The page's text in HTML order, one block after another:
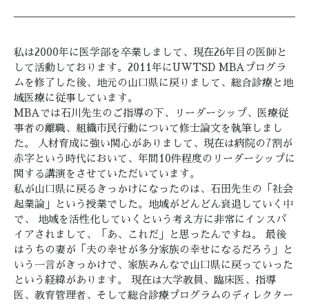
私は2000年に医学部を卒業しまして、現在26年目の医師と
して活動しております。2011年にUWTSD MBAプログラ
ムを修了した後、地元の山口県に戻りまして、総合診療と地
域医療に従事しています。
MBAでは石川先生のご指導の下、リーダーシップ、医療従
事者の離職、組織市民行動について修士論文を執筆しまし
た。 人材育成に強い関心がありまして、現在は病院の7割が
赤字という時代において、年間10件程度のリーダーシップに
関する講演をさせていただいています。
私が山口県に戻るきっかけになったのは、石田先生の「社会
起業論」という授業でした。地域がどんどん衰退していく中
で、 地域を活性化していくという考え方に非常にインスパ
イアされまして、「あ、これだ」と思ったんですね。 最後
はうちの妻が「夫の幸せが多分家族の幸せになるだろう」と
いう一言がきっかけで、家族みんなで山口県に戻っていった
という経緯があります。 現在は大学教員、臨床医、指導
医、教育管理者、そして総合診療プログラムのディレクター